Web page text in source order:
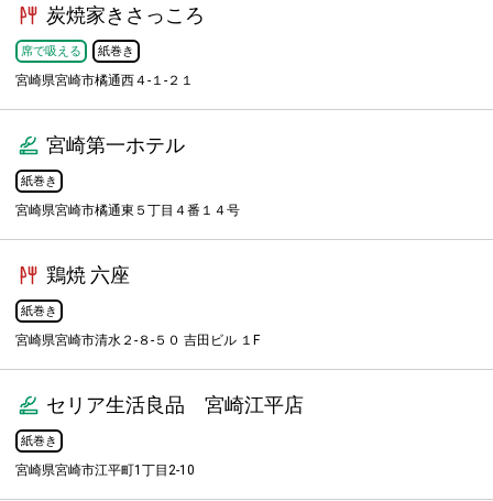
炭焼家きさっころ
席で吸える 紙巻き
宮崎県宮崎市橘通西４-１-２１
宮崎第一ホテル
紙巻き
宮崎県宮崎市橘通東５丁目４番１４号
鶏焼 六座
紙巻き
宮崎県宮崎市清水２-８-５０ 吉田ビル １F
セリア生活良品 宮崎江平店
紙巻き
宮崎県宮崎市江平町1丁目2-10